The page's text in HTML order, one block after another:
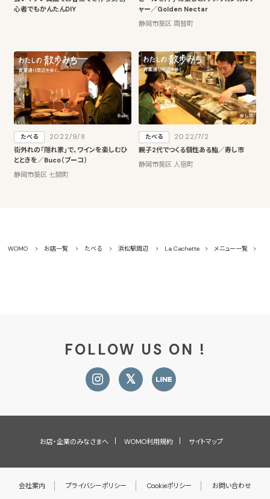
心者でもかんたんDIY
ャー／Golden Nectar
静岡市葵区 両替町
たべる
2022/9/8
街外れの「隠れ家」で、ワインを楽しむひ
とときを／Buco（ブーコ）
静岡市葵区 七間町
たべる
2022/7/2
親子2代でつくる個性ある鮨／寿し市
静岡市葵区 人宿町
WOMO お店一覧 たべる 浜松駅周辺 La Cachette メニュー一覧
FOLLOW US ON !
お店・企業のみなさまへ WOMO利用規約 サイトマップ
会社案内 プライバシーポリシー Cookieポリシー お問い合わせ